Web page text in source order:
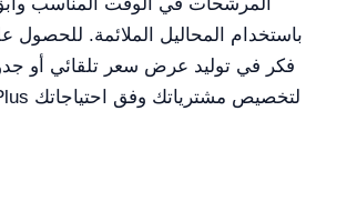
باستخدام المحاليل الملائمة. للحصول
فكر في توليد عرض سعر تلقائي أو